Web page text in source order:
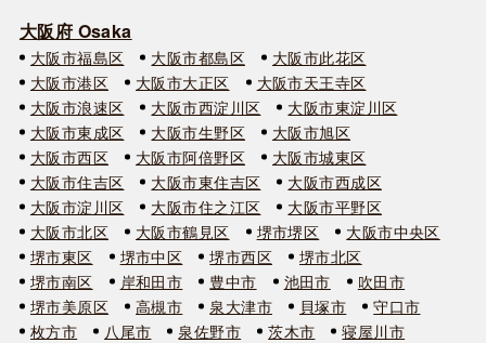
大阪府 Osaka
大阪市福島区 大阪市都島区
大阪市此花区
大阪市港区
大阪市大正区
大阪市天王寺区
大阪市浪速区
大阪市西淀川区
大阪市東淀川区
大阪市東成区
大阪市生野区
大阪市旭区
大阪市西区
大阪市阿倍野区
大阪市城東区
大阪市住吉区
大阪市東住吉区
大阪市西成区
大阪市淀川区
大阪市住之江区
大阪市平野区
大阪市北区
大阪市鶴見区 堺市堺区
大阪市中央区
堺市東区
堺市中区 堺市西区
堺市北区
堺市南区
岸和田市 豊中市 池田市
吹田市
堺市美原区
高槻市 泉大津市 貝塚市
守口市
枚方市
八尾市 泉佐野市 茨木市
寝屋川市